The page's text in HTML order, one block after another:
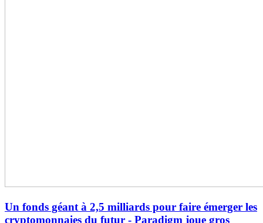
Un fonds géant à 2,5 milliards pour faire émerger les
cryptomonnaies du futur - Paradigm joue gros